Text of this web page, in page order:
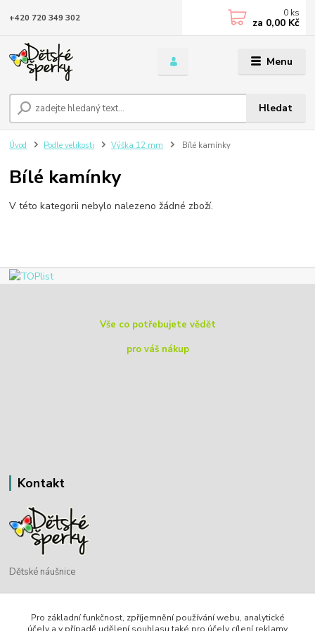
Menu
Hledat
+420 720 349 302 0 ks
za 0,00 Kč
Úvod Podle velikosti Výška 12 mm Bílé kamínky
Bílé kamínky
V této kategorii nebylo nalezeno žádné zboží.
Vše co potřebujete vědět
pro váš nákup
Kontakt
Dětské náušnice
Bohdan Blažek
+420 720 349 302
Pro základní funkčnost, zpříjemnění používání webu, analytické